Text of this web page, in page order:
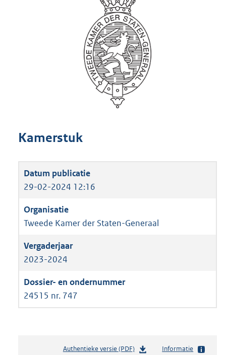
Kamerstuk
29-02-2024 12:16
Tweede Kamer der Staten-Generaal
2023-2024
24515 nr. 747
Authentieke versie (PDF)b
Informatie